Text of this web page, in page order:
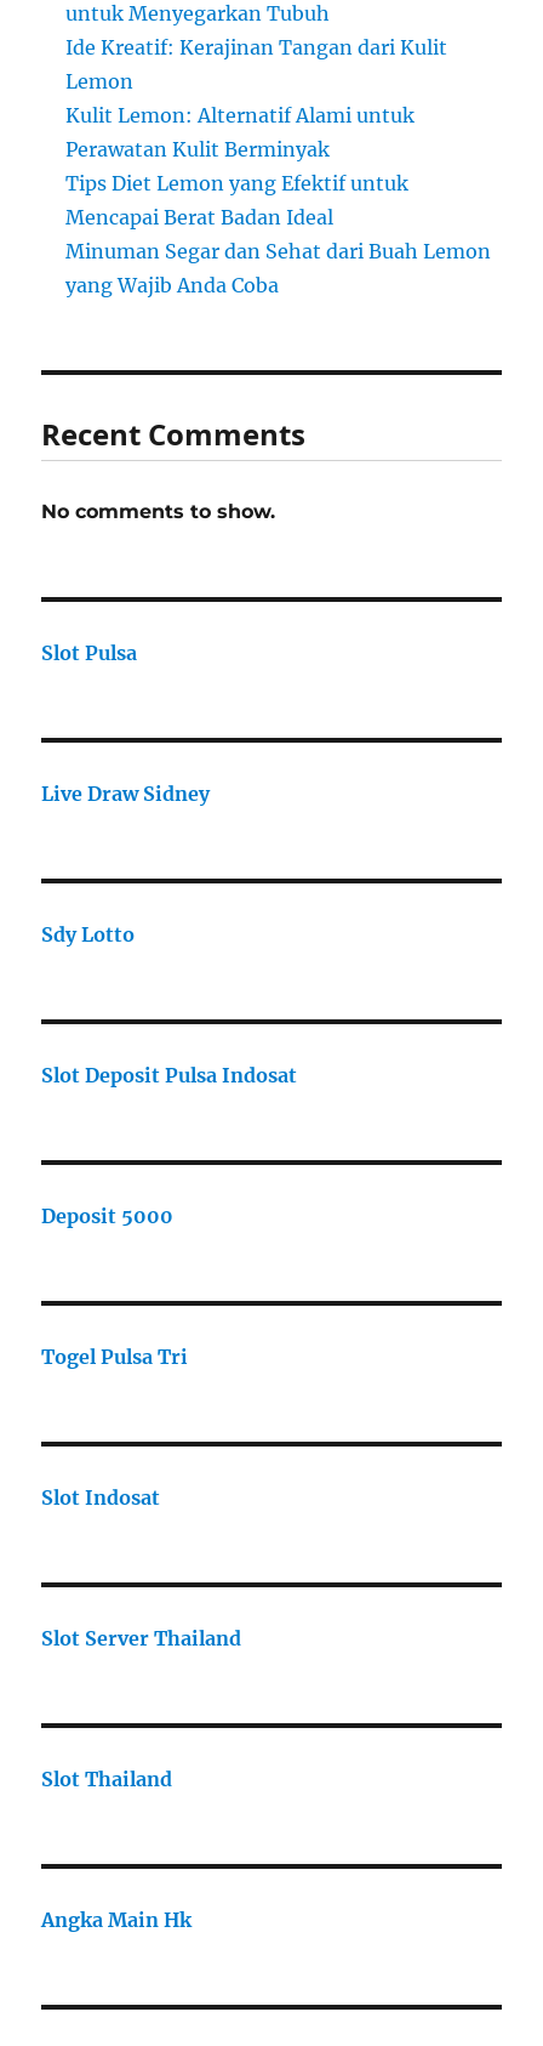
untuk Menyegarkan Tubuh
Ide Kreatif: Kerajinan Tangan dari Kulit
Lemon
Kulit Lemon: Alternatif Alami untuk
Perawatan Kulit Berminyak
Tips Diet Lemon yang Efektif untuk
Mencapai Berat Badan Ideal
Minuman Segar dan Sehat dari Buah Lemon
yang Wajib Anda Coba
Recent Comments
No comments to show.
Slot Pulsa
Live Draw Sidney
Sdy Lotto
Slot Deposit Pulsa Indosat
Deposit 5000
Togel Pulsa Tri
Slot Indosat
Slot Server Thailand
Slot Thailand
Angka Main Hk